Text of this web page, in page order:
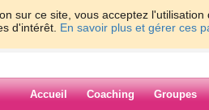
sur ce site, vous acceptez
d'intérêt. En savoir plus et gérer ces
Accueil Coaching Groupes